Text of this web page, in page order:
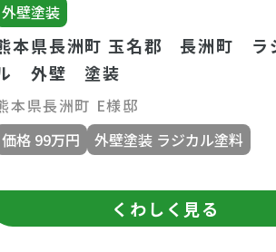
外壁塗装
本県長洲町 玉名郡 長洲町 ラ
外壁 塗装
本県長洲町 E様邸
価格 99万円
外壁塗装 ラジカル塗料
くわしく見る